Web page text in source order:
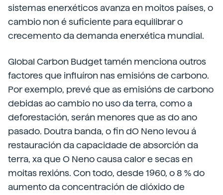
sistemas enerxéticos avanza en moitos países, o
cambio non é suficiente para equilibrar o
crecemento da demanda enerxética mundial.
Global Carbon Budget tamén menciona outros
factores que influíron nas emisións de carbono.
Por exemplo, prevé que as emisións de carbono
debidas ao cambio no uso da terra, como a
deforestación, serán menores que as do ano
pasado. Doutra banda, o fin dO Neno levou á
restauración da capacidade de absorción da
terra, xa que O Neno causa calor e secas en
moitas rexións. Con todo, desde 1960, o 8 % do
aumento da concentración de dióxido de